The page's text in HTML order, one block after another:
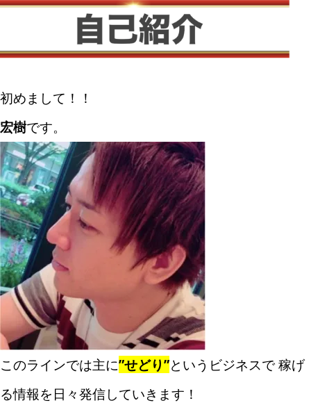
初めまして！！
宏樹です。
このラインでは主に”せどり”というビジネスで 稼げ
る情報を日々発信していきます！